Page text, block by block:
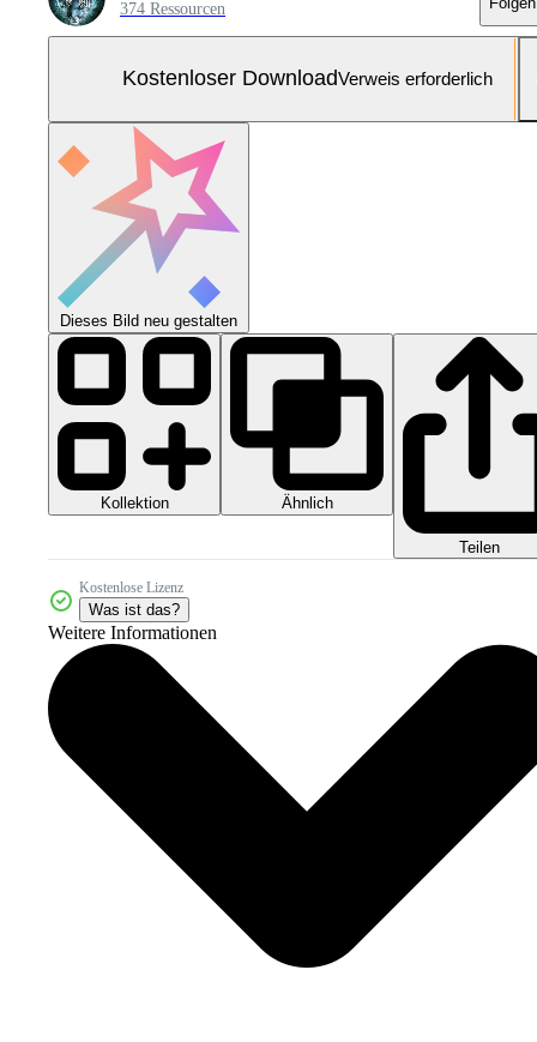
374 Ressourcen
Kostenloser DownloadVerweis erforderlich
Dieses Bild neu gestalten
Kollektion Ähnlich
Teilen
Kostenlose Lizenz
Was ist das?
Weitere Informationen